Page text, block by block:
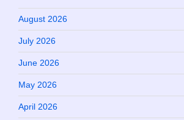
August 2026
July 2026
June 2026
May 2026
April 2026